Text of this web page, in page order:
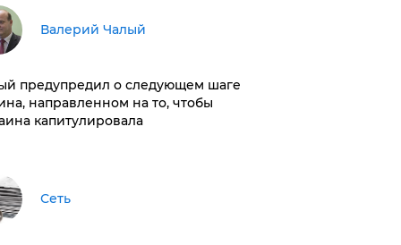
Валерий Чалый
предупредил о следующем шаге
направленном на то, чтобы
капитулировала
Сеть